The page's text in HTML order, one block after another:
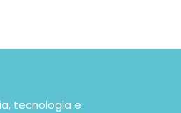
tecnologia e